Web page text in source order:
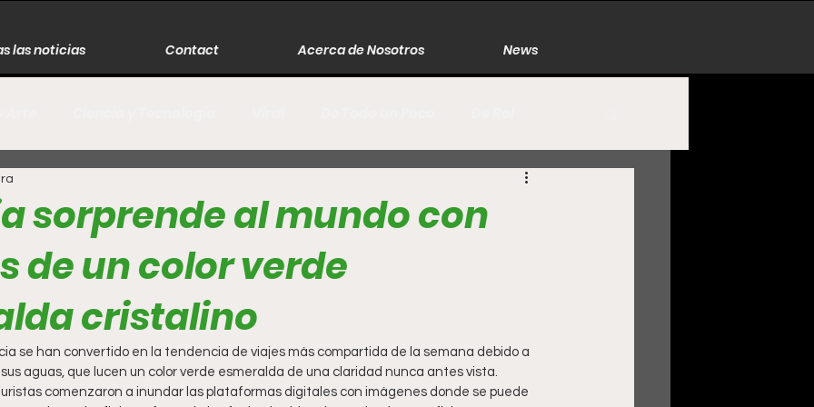
las noticias Contact Acerca de Nosotros News
Naturaleza
Literatura Internacional Moda
Espectáculos Economía David Monreal Ávila
sorprende al mundo con
de un color verde
cristalino
se han convertido en la tendencia de viajes más compartida de la semana debido a
aguas, que lucen un color verde esmeralda de una claridad nunca antes vista.
comenzaron a inundar las plataformas digitales con imágenes donde se puede